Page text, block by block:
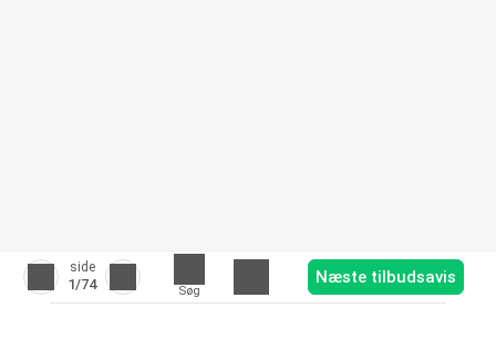
side
1/74 Søg
Næste tilbudsavis